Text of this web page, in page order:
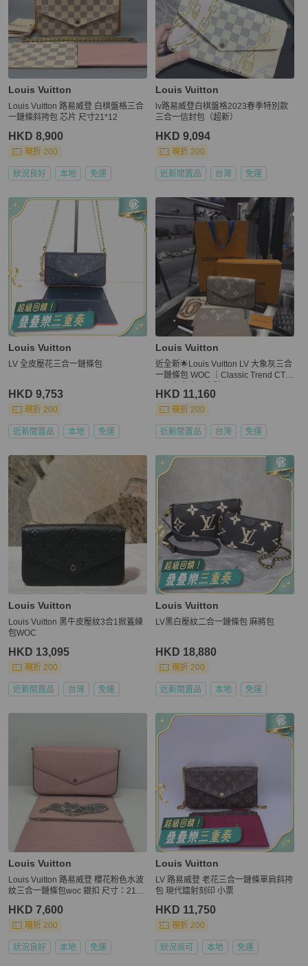
Louis Vuitton
Louis Vuitton 路易威登 白棋盤格三合
一鏈條斜挎包 芯片 尺寸21*12
HKD 8,900
現折 200
狀況良好 本地 免運
Louis Vuitton
lv路易威登白棋盤格2023春季特別款
三合一信封包（超新）
HKD 9,094
現折 200
近新閒置品 台灣 免運
Louis Vuitton
LV 全皮壓花三合一鏈條包
HKD 9,753
現折 200
近新閒置品 本地 免運
Louis Vuitton
近全新🌟Louis Vuitton LV 大象灰三合
一鏈條包 WOC ｜Classic Trend CT精
HKD 11,160
現折 200
近新閒置品 台灣 免運
Louis Vuitton
Louis Vuitton 黑牛皮壓紋3合1掀蓋練
包WOC
HKD 13,095
現折 200
近新閒置品 台灣 免運
Louis Vuitton
LV黑白壓紋二合一鏈條包 麻將包
HKD 18,880
現折 200
近新閒置品 本地 免運
Louis Vuitton
Louis Vuitton 路易威登 櫻花粉色水波
紋三合一鏈條包woc 銀扣 尺寸：21*1
HKD 7,600
現折 200
狀況良好 本地 免運
Louis Vuitton
LV 路易威登 老花三合一鏈條單肩斜挎
包 現代鐳射刻印 小票
HKD 11,750
現折 200
狀況尚可 本地 免運